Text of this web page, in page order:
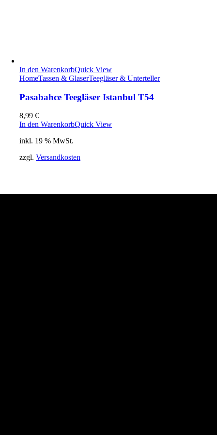
In den WarenkorbQuick View
HomeTassen & GlaserTeegläser & Unterteller
Pasabahce Teegläser Istanbul T54
8,99 €
In den WarenkorbQuick View
inkl. 19 % MwSt.
zzgl. Versandkosten